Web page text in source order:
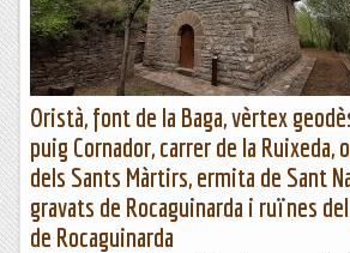
Maifemcim.cat
Oristà, font de la Baga, vèrtex
puig Cornador, carrer de la Ruixeda,
dels Sants Màrtirs, ermita de Sant
gravats de Rocaguinarda i ruïnes
de Rocaguinarda